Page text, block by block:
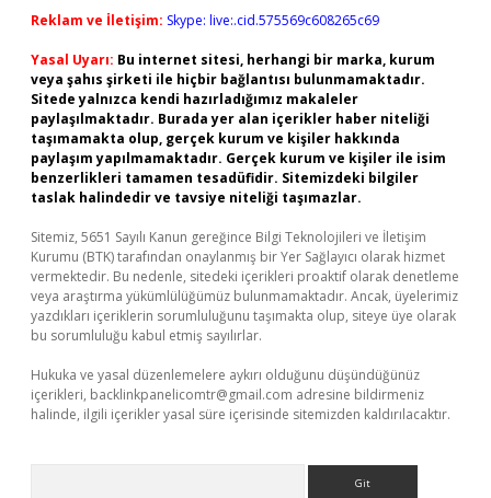
Reklam ve İletişim: Skype: live:.cid.575569c608265c69
Yasal Uyarı: Bu internet sitesi, herhangi bir marka, kurum
veya şahıs şirketi ile hiçbir bağlantısı bulunmamaktadır.
Sitede yalnızca kendi hazırladığımız makaleler
paylaşılmaktadır. Burada yer alan içerikler haber niteliği
taşımamakta olup, gerçek kurum ve kişiler hakkında
paylaşım yapılmamaktadır. Gerçek kurum ve kişiler ile isim
benzerlikleri tamamen tesadüfidir. Sitemizdeki bilgiler
taslak halindedir ve tavsiye niteliği taşımazlar.
Sitemiz, 5651 Sayılı Kanun gereğince Bilgi Teknolojileri ve İletişim
Kurumu (BTK) tarafından onaylanmış bir Yer Sağlayıcı olarak hizmet
vermektedir. Bu nedenle, sitedeki içerikleri proaktif olarak denetleme
veya araştırma yükümlülüğümüz bulunmamaktadır. Ancak, üyelerimiz
yazdıkları içeriklerin sorumluluğunu taşımakta olup, siteye üye olarak
bu sorumluluğu kabul etmiş sayılırlar.
Hukuka ve yasal düzenlemelere aykırı olduğunu düşündüğünüz
içerikleri, backlinkpanelicomtr@gmail.com adresine bildirmeniz
halinde, ilgili içerikler yasal süre içerisinde sitemizden kaldırılacaktır.